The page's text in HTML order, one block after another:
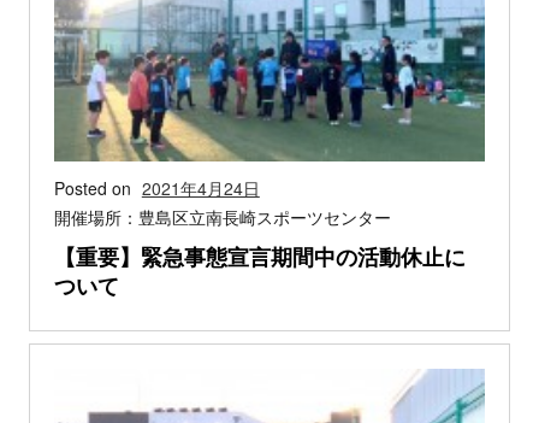
Posted on 2021年4月24日
開催場所：豊島区立南長崎スポーツセンター
【重要】緊急事態宣言期間中の活動休止に
ついて